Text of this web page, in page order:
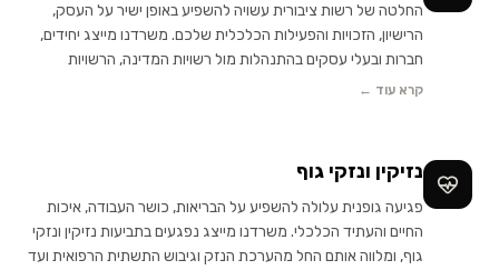
החלטה של רשות ציבורית עשויה להשפיע באופן ישיר על העסק,
הרישיון, הזכויות והפעילות הכלכלית שלכם. משרדנו מייצג יחידים,
חברות ובעלי עסקים בהתנהלות מול רשויות המדינה, הרשויות
המקומיות וגופים ציבוריים, ומעניק ליווי משפטי החל מהפנייה
קרא עוד ←
נזיקין ונזקי גוף
פגיעה גופנית עלולה להשפיע על הבריאות, כושר העבודה, איכות
החיים והעתיד הכלכלי. משרדנו מייצג נפגעים בתביעות נזיקין ונזקי
גוף, ומלווה אותם החל מהערכת הנזק וגיבוש התשתית הרפואית ועד